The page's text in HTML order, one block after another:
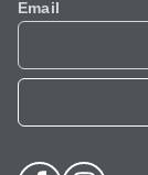
Email